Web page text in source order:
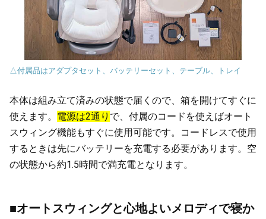
△付属品はアダプタセット、バッテリーセット、テーブル、トレイ
本体は組み立て済みの状態で届くので、箱を開けてすぐに
使えます。 電源は2通り で、付属のコードを使えばオート
スウィング機能もすぐに使用可能です。コードレスで使用
するときは先にバッテリーを充電する必要があります。空
の状態から約1.5時間で満充電となります。
■オートスウィングと心地よいメロディで寝か